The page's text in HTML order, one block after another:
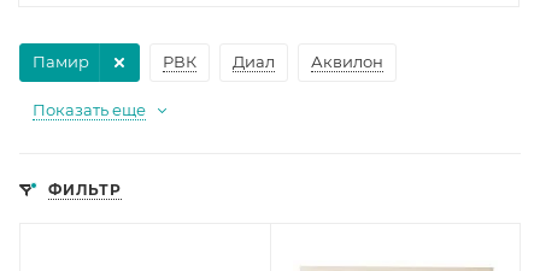
РВК Диал Аквилон
Памир
Показать еще
ФИЛЬТР